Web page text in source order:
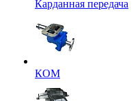
Карданная передача
КОМ